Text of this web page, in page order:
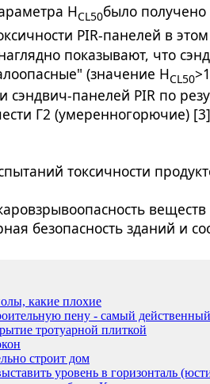
НCL50было получено
PIR-панелей в
показывают, что
(значение НCL50
сэндвич-панелей PIR по
Г2 (умеренногорючие)
токсичности
безопасность зданий и
какие плохие
пену - самый
тротуарной плиткой
строит дом
уровень в горизонталь